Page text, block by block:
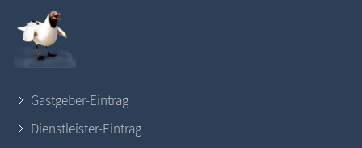
Gastgeber-Eintrag
Dienstleister-Eintrag